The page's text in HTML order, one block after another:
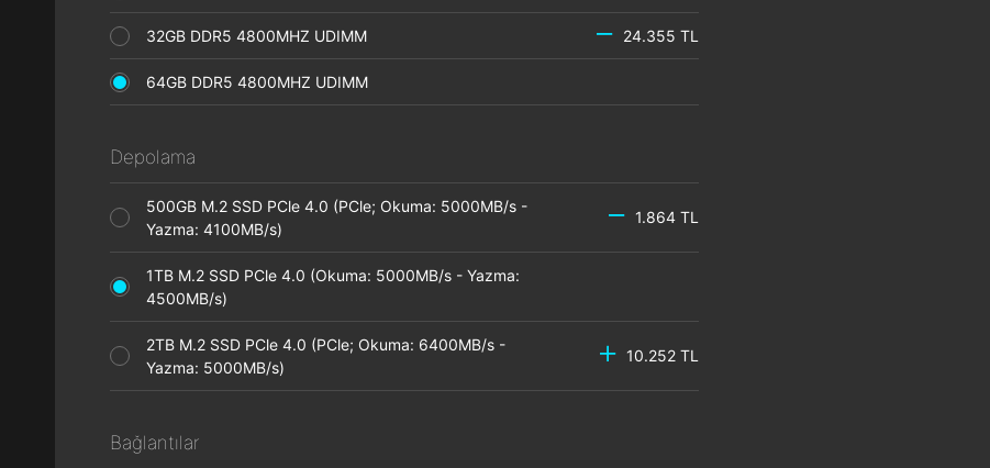
32GB DDR5 4800MHZ UDIMM 24.355 TL
64GB DDR5 4800MHZ UDIMM
Depolama
500GB M.2 SSD PCle 4.0 (PCle; Okuma: 5000MB/s -
Yazma: 4100MB/s)
1.864 TL
1TB M.2 SSD PCle 4.0 (Okuma: 5000MB/s - Yazma:
4500MB/s)
2TB M.2 SSD PCle 4.0 (PCle; Okuma: 6400MB/s -
Yazma: 5000MB/s)
10.252 TL
Bağlantılar